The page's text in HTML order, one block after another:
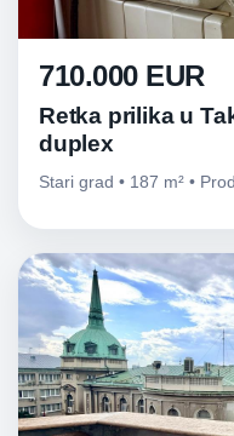
710.000 EUR
Retka prilika u
duplex
Stari grad • 187 m² •